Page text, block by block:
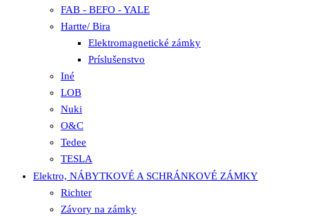
FAB - BEFO - YALE
Hartte/ Bira
Elektromagnetické zámky
Príslušenstvo
Iné
LOB
Nuki
O&C
Tedee
TESLA
Elektro, NÁBYTKOVÉ A SCHRÁNKOVÉ ZÁMKY
Richter
Závory na zámky